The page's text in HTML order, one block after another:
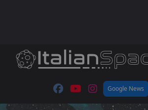
Google News